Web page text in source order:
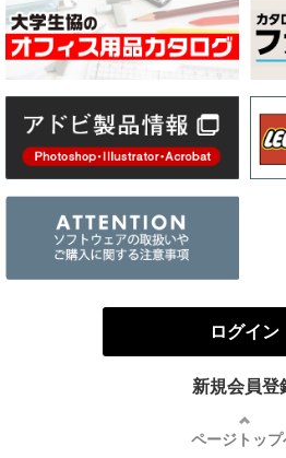
ログイン
新規会員登
ページトップ